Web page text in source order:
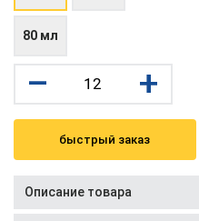
80 мл
– +
быстрый заказ
Описание товара